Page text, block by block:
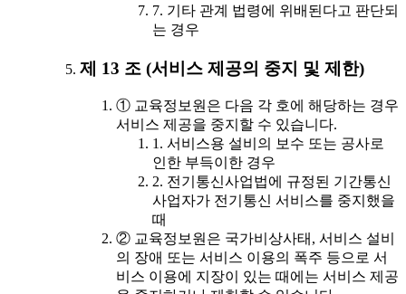
7. 기타 관계 법령에 위배된다고 판단되
는 경우
제 13 조 (서비스 제공의 중지 및 제한)
① 교육정보원은 다음 각 호에 해당하는 경우
서비스 제공을 중지할 수 있습니다.
1. 서비스용 설비의 보수 또는 공사로
인한 부득이한 경우
2. 전기통신사업법에 규정된 기간통신
사업자가 전기통신 서비스를 중지했을
때
② 교육정보원은 국가비상사태, 서비스 설비
의 장애 또는 서비스 이용의 폭주 등으로 서
비스 이용에 지장이 있는 때에는 서비스 제공